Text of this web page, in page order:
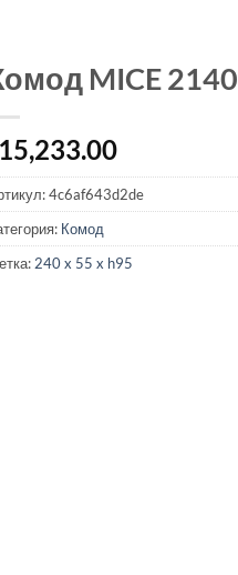
MICE 2140
4c6af643d2de
Комод
240 x 55 x h95